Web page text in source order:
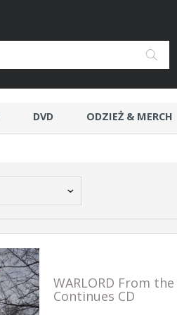
DVD ODZIEŻ & MERCH
WARLORD From
Continues CD